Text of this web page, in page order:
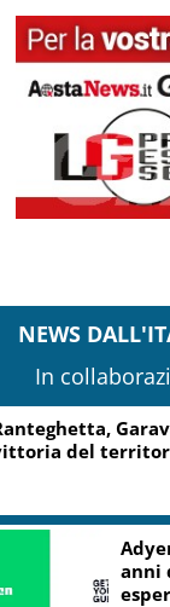
NEWS
In
del
anni